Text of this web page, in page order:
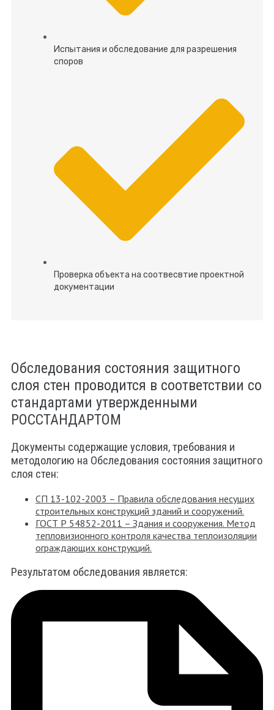
Испытания и обследование для разрешения
споров
Проверка объекта на соотвесвтие проектной
документации
Обследования состояния защитного
слоя стен проводится в соответствии со
стандартами утвержденными
РОССТАНДАРТОМ
Документы содержащие условия, требования и
методологию на Обследования состояния защитного
слоя стен:
СП 13-102-2003 – Правила обследования несущих
строительных конструкций зданий и сооружений.
ГОСТ Р 54852-2011 – Здания и сооружения. Метод
тепловизионного контроля качества теплоизоляции
ограждающих конструкций.
Результатом обследования является: